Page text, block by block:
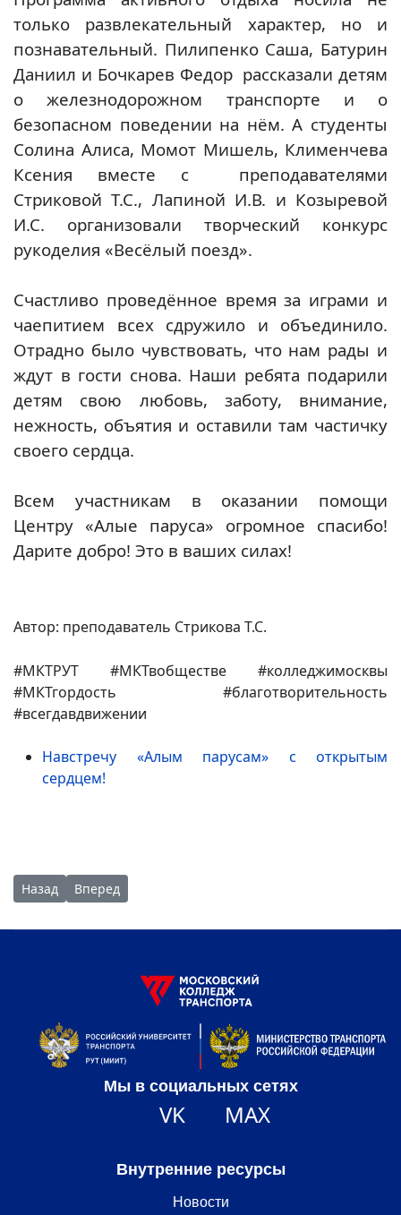
только развлекательный характер, но и
познавательный. Пилипенко Саша, Батурин
Даниил и Бочкарев Федор рассказали детям
о железнодорожном транспорте и о
безопасном поведении на нём. А студенты
Солина Алиса, Момот Мишель, Клименчева
Ксения вместе с преподавателями
Стриковой Т.С., Лапиной И.В. и Козыревой
И.С. организовали творческий конкурс
рукоделия «Весёлый поезд».
Счастливо проведённое время за играми и
чаепитием всех сдружило и объединило.
Отрадно было чувствовать, что нам рады и
ждут в гости снова. Наши ребята подарили
детям свою любовь, заботу, внимание,
нежность, объятия и оставили там частичку
своего сердца.
Всем участникам в оказании помощи
Центру «Алые паруса» огромное спасибо!
Дарите добро! Это в ваших силах!
Автор: преподаватель Стрикова Т.С.
#МКТРУТ #МКТвобществе #колледжимосквы
#МКТгордость #благотворительность
#всегдавдвижении
Навстречу «Алым парусам» с открытым
сердцем!
Предыдущий: Конкурс «Читаем вместе о подвиге народа»
Назад Следующий: «Университетская суббота» в МКТ:
Вперед
Мы в социальных сетях
VK MAX
Внутренние ресурсы
Новости